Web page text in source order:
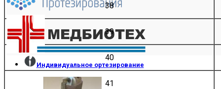
Индивидуальное ортезирование
38
39
40
41